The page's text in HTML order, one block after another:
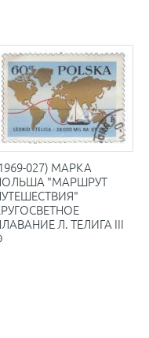
027) МАРКА
"МАРШРУТ
Л. ТЕЛИГА III